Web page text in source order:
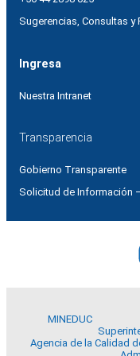
Sugerencias, Consultas y
Ingresa
Nuestra Intranet
Transparencia
Gobierno Transparente
Solicitud de Información
MINEDUC
Agencia de la Calidad